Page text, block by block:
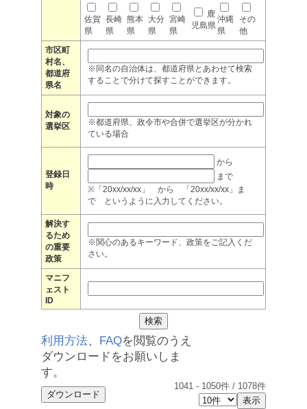
佐賀
県
長崎
県
熊本
県
大分
県
宮崎
県
鹿
児島県
沖縄
県
その
他
市区町
村名、
都道府
県名
※同名の自治体は、都道府県とあわせて検索
することで分けて探すことができます。
対象の
選挙区
※都道府県、政令市や合併で選挙区が分かれ
ている場合
登録日
時
から
まで
※「20xx/xx/xx」 から 「20xx/xx/xx」ま
で というように入力してください。
解決す
るため
の重要
政策
※関心のあるキーワード、政策をご記入くだ
さい。
マニフ
ェスト
ID
利用方法、 FAQを閲覧のうえ
ダウンロードをお願いしま
す。
1041 - 1050件 / 1078件